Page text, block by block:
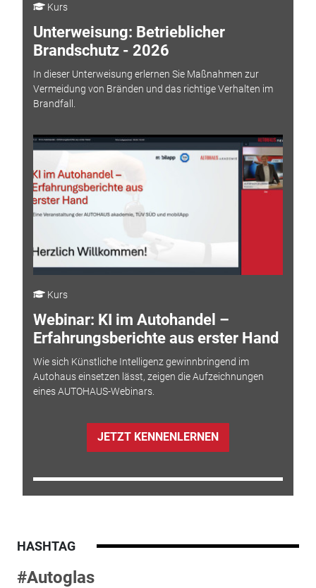
Kurs
Unterweisung: Betrieblicher
Brandschutz - 2026
In dieser Unterweisung erlernen Sie Maßnahmen zur
Vermeidung von Bränden und das richtige Verhalten im
Brandfall.
Kurs
Webinar: KI im Autohandel –
Erfahrungsberichte aus erster Hand
Wie sich Künstliche Intelligenz gewinnbringend im
Autohaus einsetzen lässt, zeigen die Aufzeichnungen
eines AUTOHAUS-Webinars.
JETZT KENNENLERNEN
HASHTAG
#Autoglas